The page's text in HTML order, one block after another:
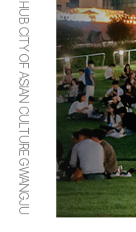
HUB CITY OF ASIAN CULTURE GWANGJU